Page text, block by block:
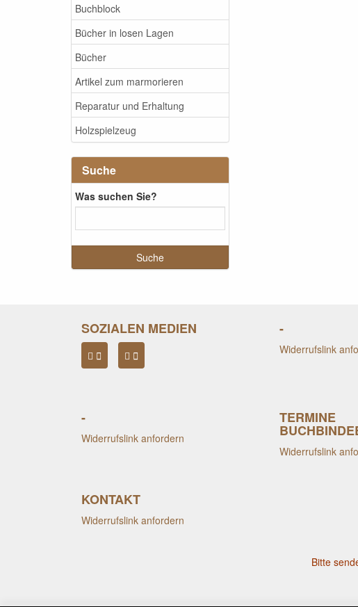
Buchblock
Bücher in losen Lagen
Bücher
Artikel zum marmorieren
Reparatur und Erhaltung
Holzspielzeug
Suche
Was suchen Sie?
SOZIALEN MEDIEN -
Widerrufslink
-
Widerrufslink anfordern
TERMINE
Widerrufslink
KONTAKT
Widerrufslink anfordern
Bitte